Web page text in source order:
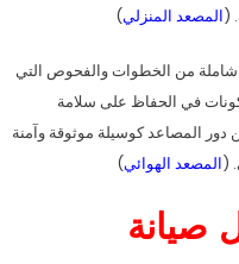
(المصعد المنزلي)
شاملة من الخطوات والفحوص التي
في الحفاظ على سلامة
دور المصاعد كوسيلة موثوقة وآمنة
(المصعد الهوائي)
صيانة